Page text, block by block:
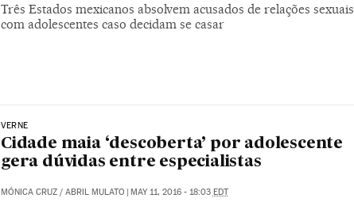
Três Estados mexicanos absolvem acusados de relações sexuais
com adolescentes caso decidam se casar
VERNE
Cidade maia ‘descoberta’ por adolescente
gera dúvidas entre especialistas
MÓNICA CRUZ/ ABRIL MULATO | MAY 11, 2016 - 18:03 EDT